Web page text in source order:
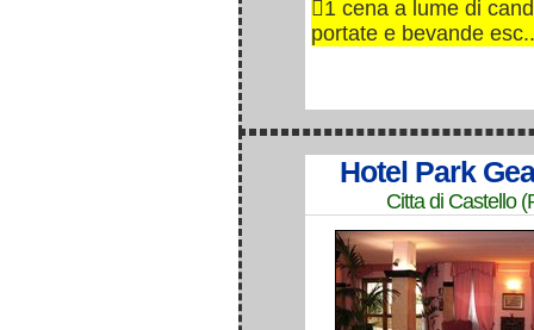
1 cena a lume di
portate e bevande
Hotel Park
Citta di Castello